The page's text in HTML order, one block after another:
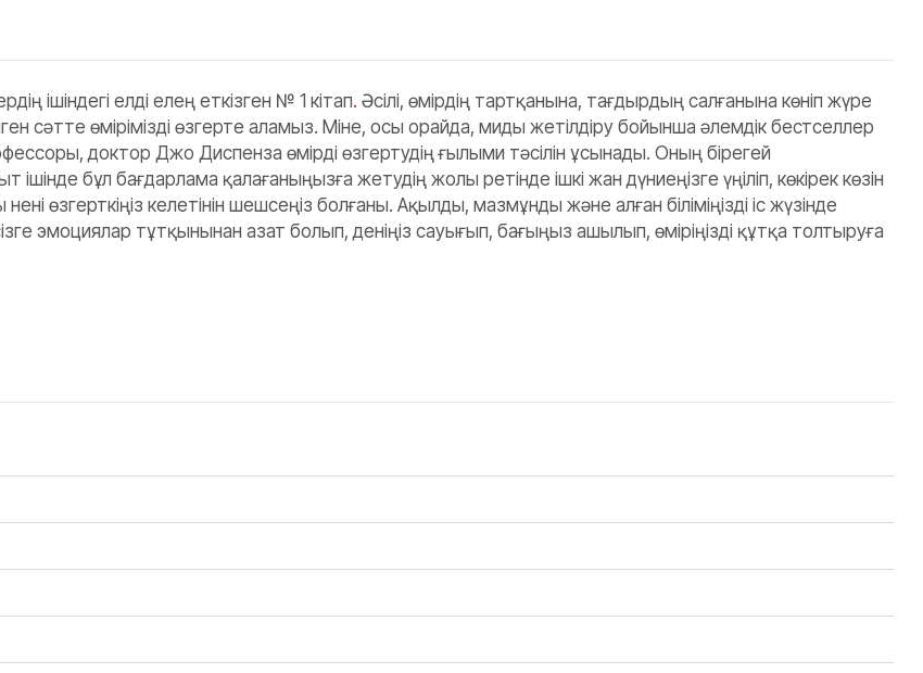
ішіндегі елді елең еткізген № 1 кітап. Әсілі, өмірдің тартқанына, тағдырдың салғанына көніп жүре
сәтте өмірімізді өзгерте аламыз. Міне, осы орайда, миды жетілдіру бойынша әлемдік бестселлер
доктор Джо Диспенза өмірді өзгертудің ғылыми тәсілін ұсынады. Оның бірегей
бұл бағдарлама қалағаныңызға жетудің жолы ретінде ішкі жан дүниеңізге үңіліп, көкірек көзін
өзгерткіңіз келетінін шешсеңіз болғаны. Ақылды, мазмұнды және алған біліміңізді іс жүзінде
эмоциялар тұтқынынан азат болып, деніңіз сауығып, бағыңыз ашылып, өміріңізді құтқа толтыруға